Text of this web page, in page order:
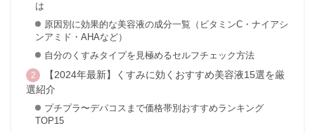
は
原因別に効果的な美容液の成分一覧（ビタミンC・ナイアシ
ンアミド・AHAなど）
自分のくすみタイプを見極めるセルフチェック方法
【2024年最新】くすみに効くおすすめ美容液15選を厳
選紹介
プチプラ〜デパコスまで価格帯別おすすめランキング
TOP15